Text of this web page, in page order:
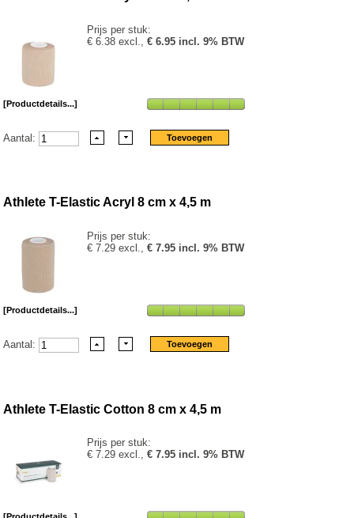
Prijs per stuk:
€ 6.38 excl.,€ 6.95 incl. 9% BTW
[Productdetails...]
Aantal:
Athlete T-Elastic Acryl 8 cm x 4,5 m
Prijs per stuk:
€ 7.29 excl.,€ 7.95 incl. 9% BTW
[Productdetails...]
Aantal:
Athlete T-Elastic Cotton 8 cm x 4,5 m
Prijs per stuk:
€ 7.29 excl.,€ 7.95 incl. 9% BTW